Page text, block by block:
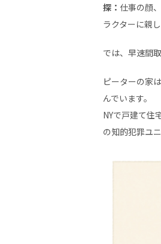
探： 仕事の顔
ラクターに親
では、早速間
ピーターの家
んでいます。
NYで戸建て住
の知的犯罪ユ